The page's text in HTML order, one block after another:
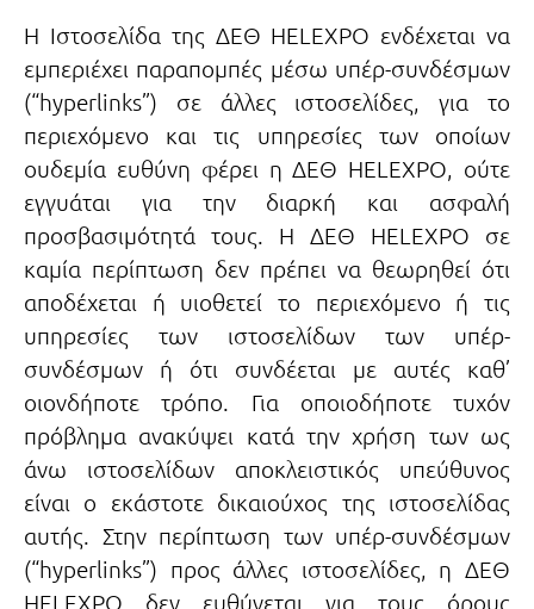
Η Ιστοσελίδα της ΔΕΘ HELEXPO ενδέχεται να
εμπεριέχει παραπομπές μέσω υπέρ-συνδέσμων
(“hyperlinks”) σε άλλες ιστοσελίδες, για το
περιεχόμενο και τις υπηρεσίες των οποίων
ουδεμία ευθύνη φέρει η ΔΕΘ HELEXPO, ούτε
εγγυάται για την διαρκή και ασφαλή
προσβασιμότητά τους. Η ΔΕΘ HELEXPO σε
καμία περίπτωση δεν πρέπει να θεωρηθεί ότι
αποδέχεται ή υιοθετεί το περιεχόμενο ή τις
υπηρεσίες των ιστοσελίδων των υπέρ-
συνδέσμων ή ότι συνδέεται με αυτές καθ’
οιονδήποτε τρόπο. Για οποιοδήποτε τυχόν
πρόβλημα ανακύψει κατά την χρήση των ως
άνω ιστοσελίδων αποκλειστικός υπεύθυνος
είναι ο εκάστοτε δικαιούχος της ιστοσελίδας
αυτής. Στην περίπτωση των υπέρ-συνδέσμων
(“hyperlinks”) προς άλλες ιστοσελίδες, η ΔΕΘ
HELEXPO δεν ευθύνεται για τους όρους